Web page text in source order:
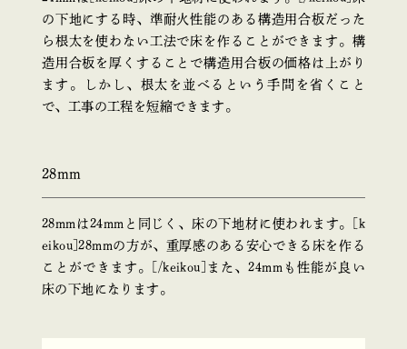
の下地にする時、準耐火性能のある構造用合板だった
ら根太を使わない工法で床を作ることができます。構
造用合板を厚くすることで構造用合板の価格は上がり
ます。しかし、根太を並べるという手間を省くこと
で、工事の工程を短縮できます。
28mm
28mmは24mmと同じく、床の下地材に使われます。[k
eikou]28mmの方が、重厚感のある安心できる床を作る
ことができます。[/keikou]また、24mmも性能が良い
床の下地になります。